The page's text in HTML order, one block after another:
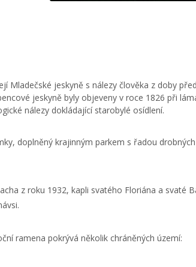
Mladečské jeskyně s nálezy člověka z doby
jeskyně byly objeveny v roce 1826 při
nálezy dokládající starobylé osídlení.
doplněný krajinným parkem s řadou
z roku 1932, kapli svatého Floriána a svaté
ramena pokrývá několik chráněných území: